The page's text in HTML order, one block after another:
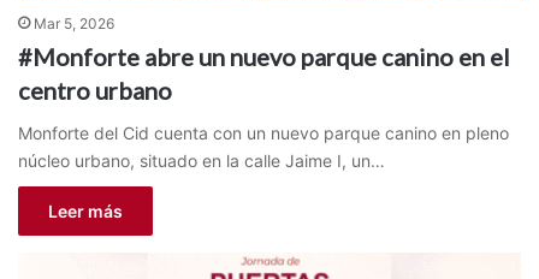
Mar 5, 2026
#Monforte abre un nuevo parque canino en el
centro urbano
Monforte del Cid cuenta con un nuevo parque canino en pleno
núcleo urbano, situado en la calle Jaime I, un…
Leer más